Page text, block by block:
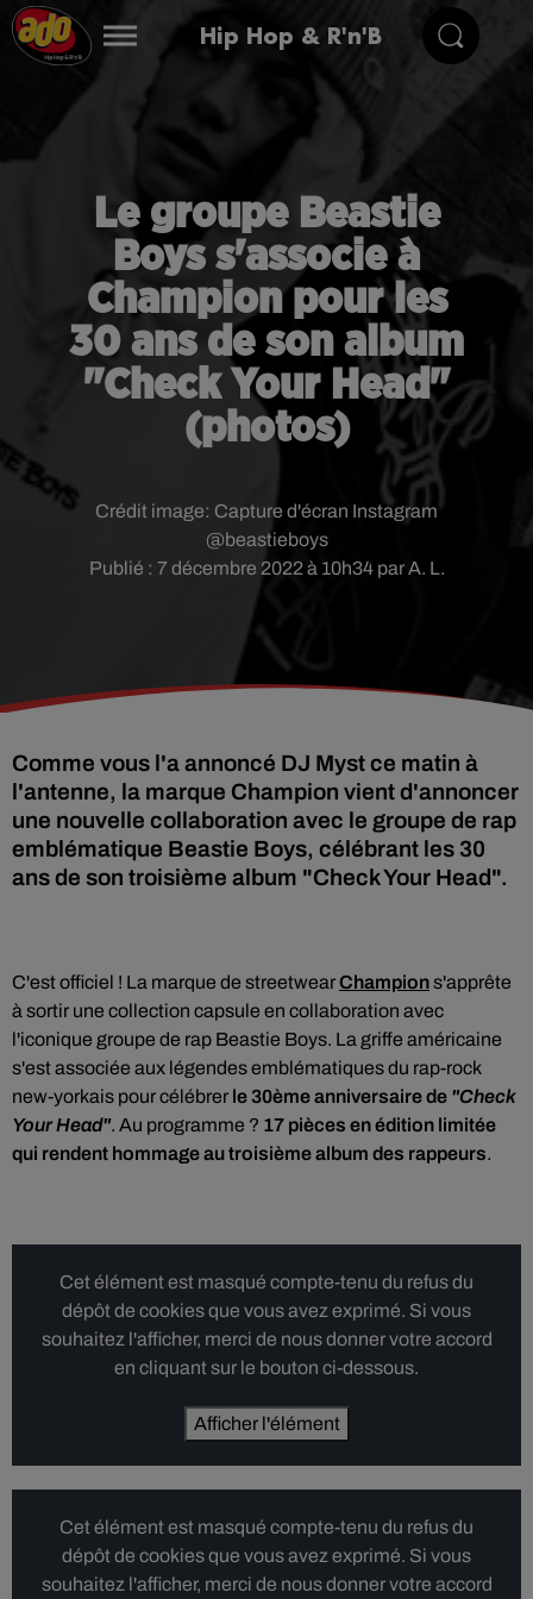
Hip Hop & R'n'B
Le groupe Beastie
Boys s'associe à
Champion pour les
30 ans de son album
"Check Your Head"
(photos)
Publié : 7 décembre 2022 à 10h34 par A. L.
Crédit image: Capture d'écran Instagram
@beastieboys
Comme vous l'a annoncé DJ Myst ce matin à
l'antenne, la marque Champion vient d'annoncer
une nouvelle collaboration avec le groupe de rap
emblématique Beastie Boys, célébrant les 30
ans de son troisième album "Check Your Head".
C'est officiel ! La marque de streetwearChampions'apprête
à sortir une collection capsule en collaboration avec
l'iconique groupe de rap Beastie Boys. La griffe américaine
s'est associée aux légendes emblématiques du rap-rock
new-yorkais pour célébrer le 30ème anniversaire de "Check
Your Head". Au programme ? 17 pièces en édition limitée
qui rendent hommage au troisième album des rappeurs.
Cet élément est masqué compte-tenu du refus du
dépôt de cookies que vous avez exprimé. Si vous
souhaitez l'afficher, merci de nous donner votre accord
en cliquant sur le bouton ci-dessous.
Afficher l'élément
Cet élément est masqué compte-tenu du refus du
dépôt de cookies que vous avez exprimé. Si vous
souhaitez l'afficher, merci de nous donner votre accord